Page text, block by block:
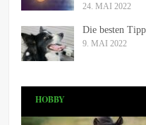
24. MAI 2022
Die besten
9. MAI 2022
HOBBY